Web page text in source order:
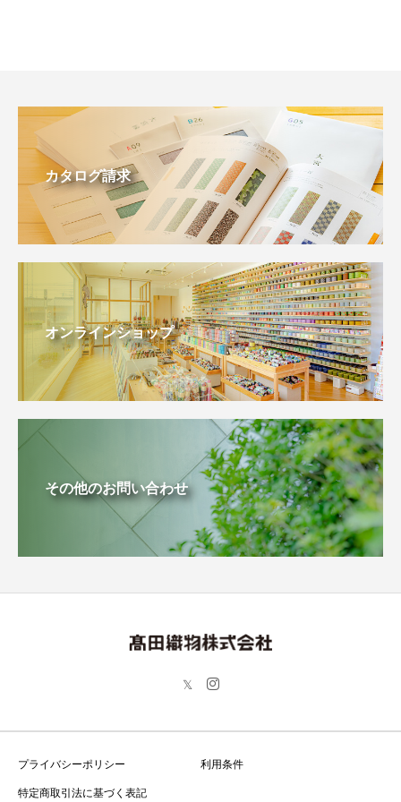
カタログ請求
オンラインショップ
その他のお問い合わせ
プライバシーポリシー
利用条件
特定商取引法に基づく表記